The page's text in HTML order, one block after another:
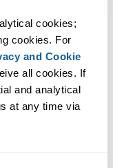
cookies;
cookies. For
and Cookie
all cookies. If
and analytical
at any time via